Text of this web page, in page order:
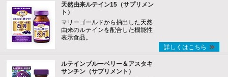
天然由来ルテイン15（サプリメン
ト）
マリーゴールドから抽出した天然
由来のルテインを配合した機能性
表示食品。
詳しくはこちら
ルテインブルーベリー＆アスタキ
サンチン（サプリメント）